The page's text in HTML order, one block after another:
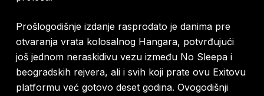
Prošlogodišnje izdanje rasprodato je danima pre
otvaranja vrata kolosalnog Hangara, potvrđujući
još jednom neraskidivu vezu između No Sleepa i
beogradskih rejvera, ali i svih koji prate ovu Exitovu
platformu već gotovo deset godina. Ovogodišnji